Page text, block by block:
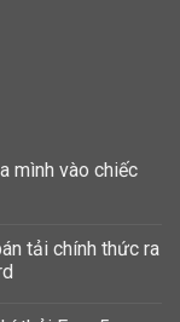
mình vào chiếc
tải chính thức ra